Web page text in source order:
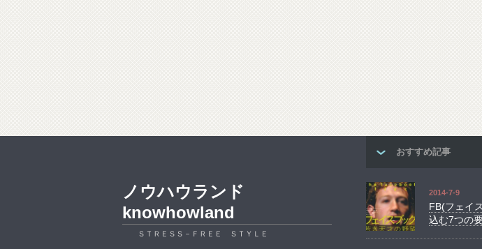
おすすめ記事
2014-7-9
FB(フェイ
込む7つの
ノウハウランド
knowhowland
ＳＴＲＥＳＳ－ＦＲＥＥ ＳＴＹＬＥ